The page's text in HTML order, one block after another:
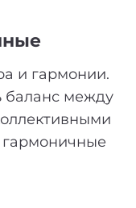
и гармонии.
баланс между
гармоничные